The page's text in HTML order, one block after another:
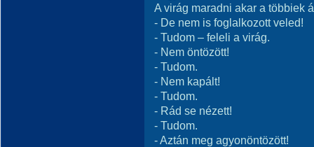
A virág maradni akar a többiek
- De nem is foglalkozott veled!
- Tudom – feleli a virág.
- Nem öntözött!
- Tudom.
- Nem kapált!
- Tudom.
- Rád se nézett!
- Tudom.
- Aztán meg agyonöntözött!